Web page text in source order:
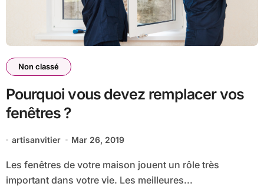
Non classé
Pourquoi vous devez remplacer vos
fenêtres ?
artisanvitier Mar 26, 2019
Les fenêtres de votre maison jouent un rôle très
important dans votre vie. Les meilleures...